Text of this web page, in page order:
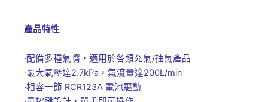
產品特性
·配備多種氣嘴，適用於各類充氣/抽氣產品
·最大氣壓達2.7kPa，氣流量達200L/min
·相容一節 RCR123A 電池驅動